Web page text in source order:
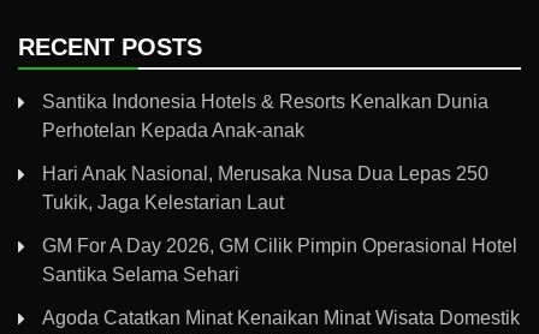
RECENT POSTS
Santika Indonesia Hotels & Resorts Kenalkan Dunia
Perhotelan Kepada Anak-anak
Hari Anak Nasional, Merusaka Nusa Dua Lepas 250
Tukik, Jaga Kelestarian Laut
GM For A Day 2026, GM Cilik Pimpin Operasional Hotel
Santika Selama Sehari
Agoda Catatkan Minat Kenaikan Minat Wisata Domestik